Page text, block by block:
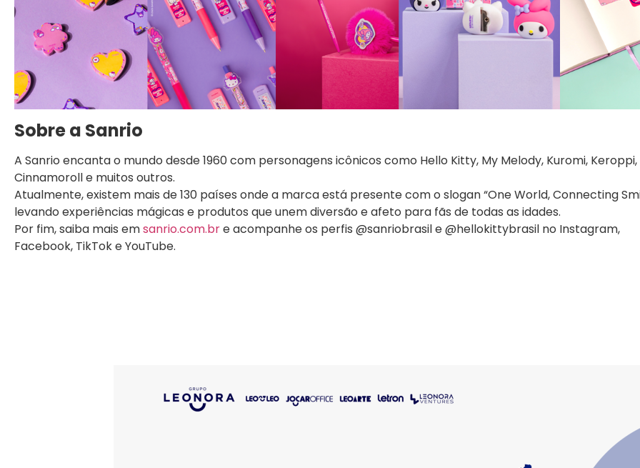
Sobre a Sanrio
A Sanrio encanta o mundo desde 1960 com personagens icônicos como Hello Kitty, My Melody, Kuromi, Keroppi,
Cinnamoroll e muitos outros.
Atualmente, existem mais de 130 países onde a marca está presente com o slogan “One World, Connecting
levando experiências mágicas e produtos que unem diversão e afeto para fãs de todas as idades.
Por fim, saiba mais emsanrio.com.bre acompanhe os perfis @sanriobrasil e @hellokittybrasil no Instagram,
Facebook, TikTok e YouTube.